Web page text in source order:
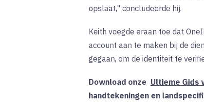
opslaat," concludeerde hij.
Keith voegde eraan toe dat
account aan te maken bij de
gegaan, om de identiteit te
Download onze Ultieme Gids
handtekeningen en